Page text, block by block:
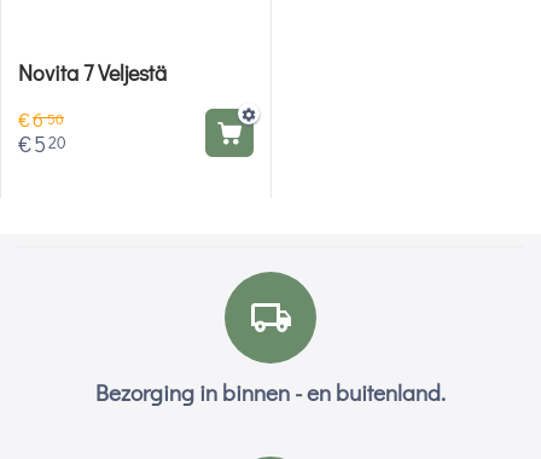
Novita 7 Veljestä
€650
€520
Bezorging in binnen - en buitenland.